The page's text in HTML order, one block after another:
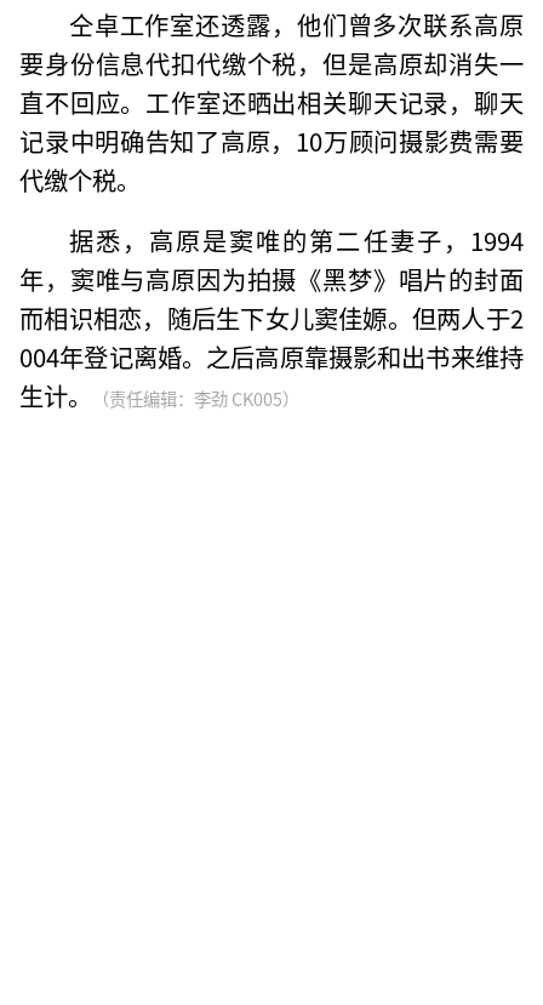
仝卓工作室还透露，他们曾多次联系高原
要身份信息代扣代缴个税，但是高原却消失一
直不回应。工作室还晒出相关聊天记录，聊天
记录中明确告知了高原，10万顾问摄影费需要
代缴个税。
据悉，高原是窦唯的第二任妻子，1994
年，窦唯与高原因为拍摄《黑梦》唱片的封面
而相识相恋，随后生下女儿窦佳嫄。但两人于2
004年登记离婚。之后高原靠摄影和出书来维持
生计。
（责任编辑：李劲 CK005）